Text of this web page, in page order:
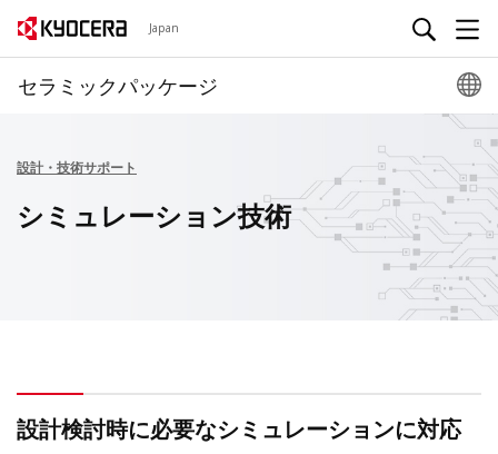
Japan
セラミックパッケージ
設計・技術サポート
シミュレーション技術
設計検討時に必要なシミュレーションに対応